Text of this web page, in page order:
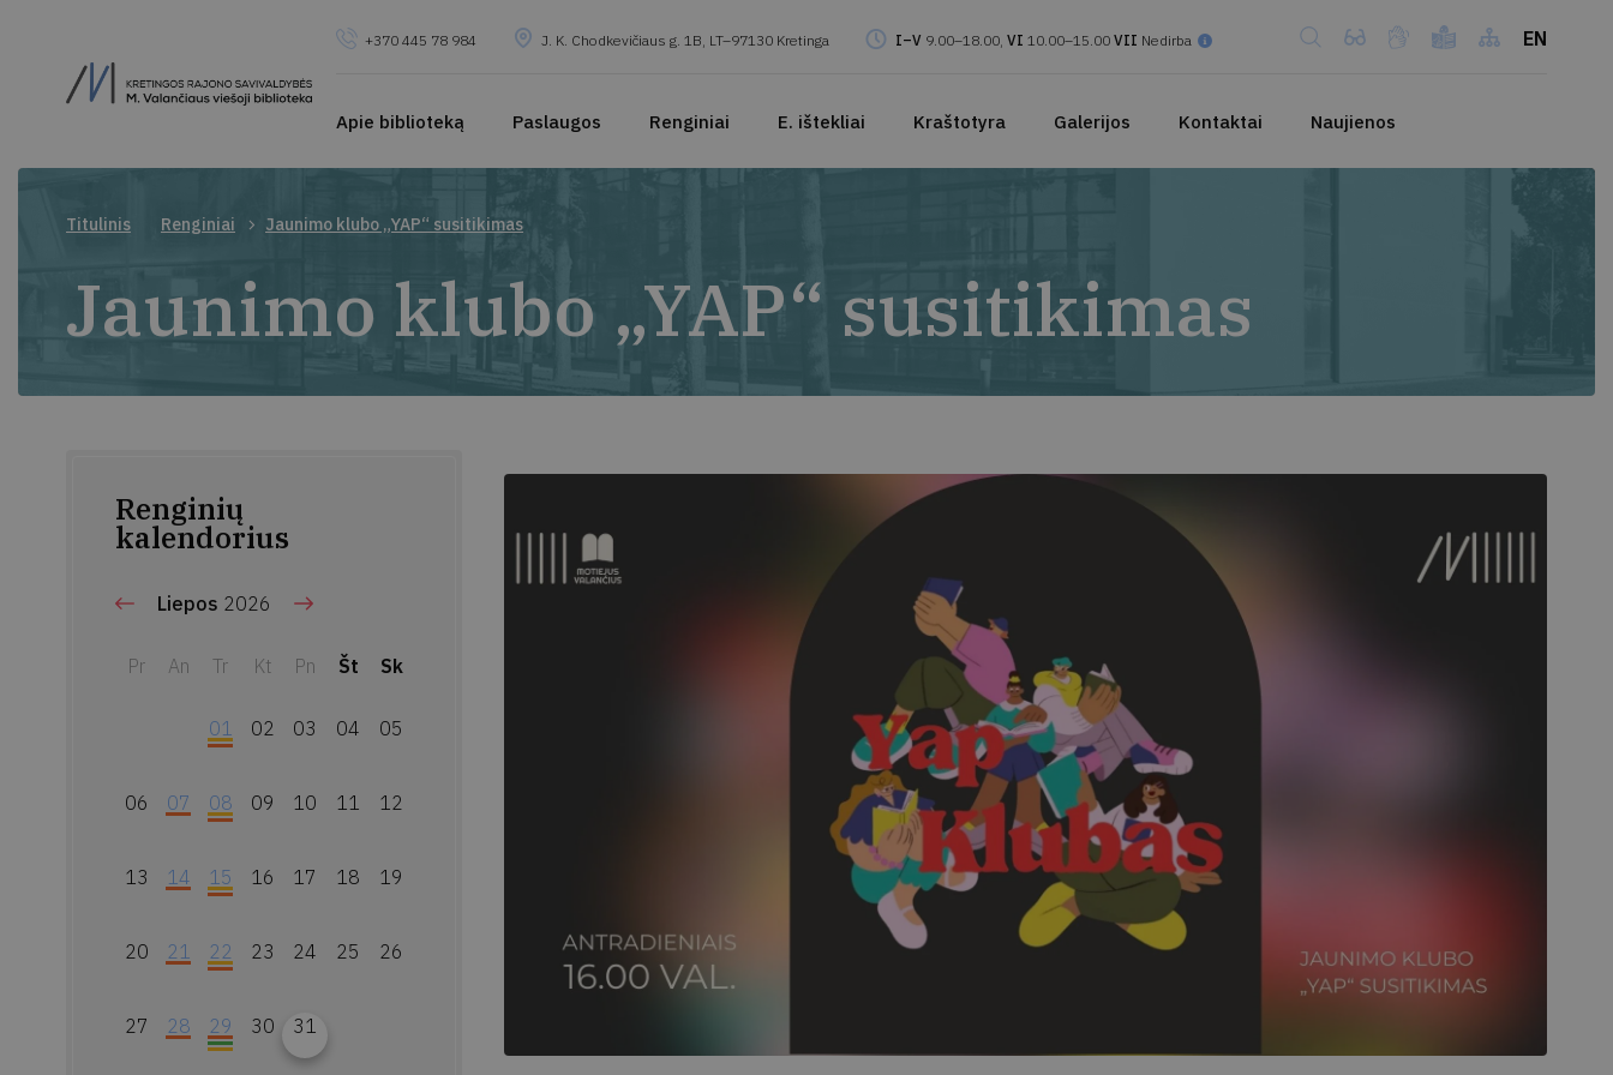
+370 445 78 984 J. K. Chodkevičiaus g. 1B, LT–97130 Kretinga I–V 9.00–18.00, VI 10.00–15.00 VII Nedirba EN
Apie biblioteką Paslaugos Renginiai E. ištekliai Kraštotyra Galerijos Kontaktai Naujienos
Titulinis Renginiai Jaunimo klubo „YAP“ susitikimas
Jaunimo klubo „YAP“ susitikimas
Renginių
kalendorius
Liepos 2026
Pr An Tr Kt Pn Št Sk
01 02 03 04 05
06 07 08 09 10 11 12
13 14 15 16 17 18 19
20 21 22 23 24 25 26
27 28 29 30 31